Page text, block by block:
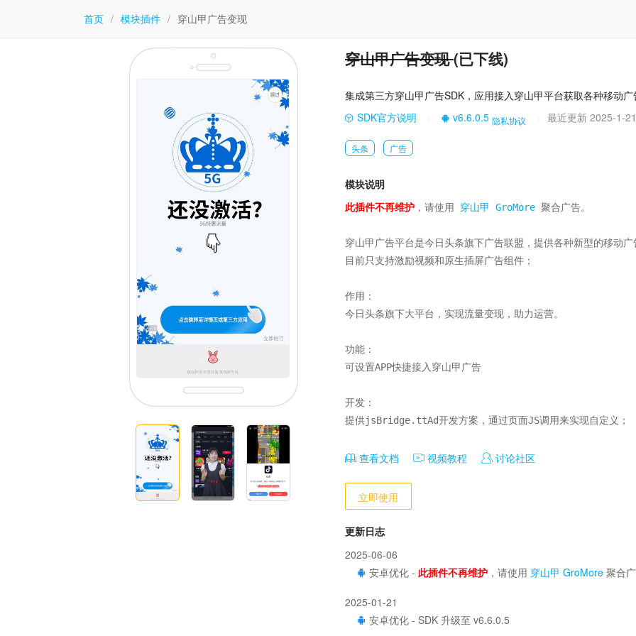
首页 / 模块插件 / 穿山甲广告变现
穿山甲广告变现(已下线)
集成第三方穿山甲广告SDK，应用接入穿山甲平台获取各种移动
SDK官方说明
v6.6.0.5 隐私协议 最近更新 2025-1-21
头条 广告
模块说明
此插件不再维护 ，请使用 穿山甲 GroMore 聚合广告。
穿山甲广告平台是今日头条旗下广告联盟，提供各种新型的移动
目前只支持激励视频和原生插屏广告组件；
作用：
今日头条旗下大平台，实现流量变现，助力运营。
功能：
可设置APP快捷接入穿山甲广告
开发：
提供jsBridge.ttAd开发方案，通过页面JS调用来实现自定义；
查看文档 视频教程 讨论社区
立即使用
更新日志
2025-06-06
安卓优化 - 此插件不再维护 ，请使用 穿山甲 GroMore 聚合
2025-01-21
安卓优化 - SDK 升级至 v6.6.0.5